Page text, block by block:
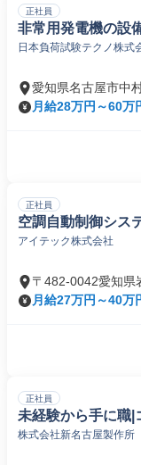
正社員
非常用発電機の設
日本負荷試験テクノ株式
愛知県名古屋市中
月給28万円～60万
正社員
空調自動制御シス
アイテック株式会社
〒482-0042愛知県
月給27万円～40万
正社員
未経験から手に職|
株式会社新名古屋製作所